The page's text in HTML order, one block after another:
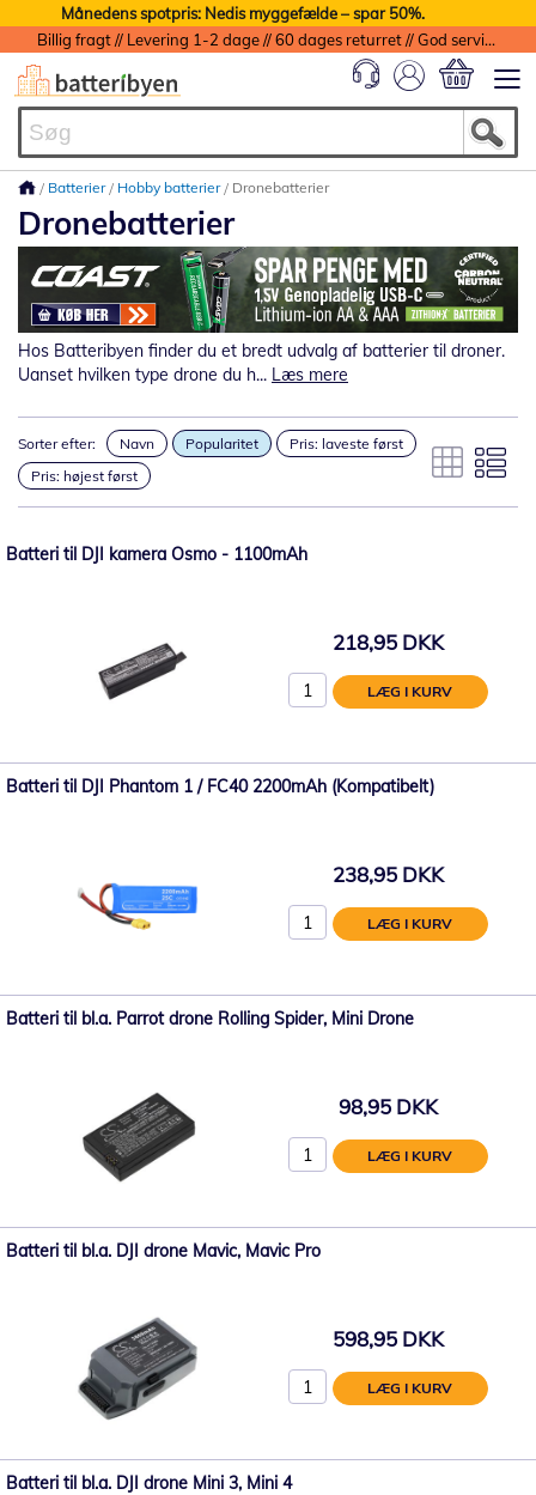
Månedens spotpris: Nedis myggefælde – spar 50%.
Billig fragt // Levering 1-2 dage // 60 dages returret // God service med garanti
Batterier Hobby batterier Dronebatterier
Dronebatterier
Hos Batteribyen finder du et bredt udvalg af batterier til droner.
Uanset hvilken type drone du h... Læs mere
Sorter efter: Navn Popularitet
Pris: laveste først
Pris: højest først
Batteri til DJI kamera Osmo - 1100mAh
218,95 DKK
LÆG I KURV
Batteri til DJI Phantom 1 / FC40 2200mAh (Kompatibelt)
238,95 DKK
LÆG I KURV
Batteri til bl.a. Parrot drone Rolling Spider, Mini Drone
98,95 DKK
LÆG I KURV
Batteri til bl.a. DJI drone Mavic, Mavic Pro
598,95 DKK
LÆG I KURV
Batteri til bl.a. DJI drone Mini 3, Mini 4